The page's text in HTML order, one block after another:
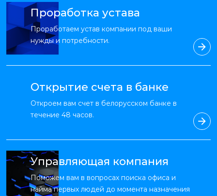
Проработка устава
Проработаем устав компании под ваши
нужды и потребности.
Открытие счета в банке
Откроем вам счет в белорусском банке в
течение 48 часов.
Управляющая компания
Поможем вам в вопросах поиска офиса и
найма первых людей до момента назначения